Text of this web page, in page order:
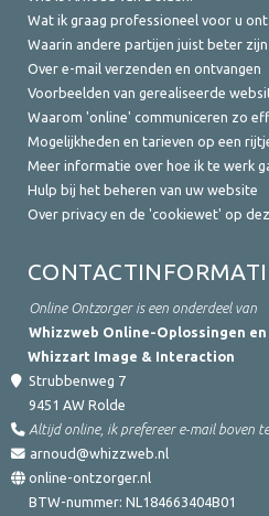
Wat ik graag professioneel voor u
Waarin andere partijen juist beter zijn
Over e-mail verzenden en ontvangen
Voorbeelden van gerealiseerde
Waarom 'online' communiceren zo
Mogelijkheden en tarieven op een
Meer informatie over hoe ik te werk
Hulp bij het beheren van uw website
Over privacy en de 'cookiewet' op
Online Ontzorger is een onderdeel van
Whizzweb Online-Oplossingen en
Whizzart Image & Interaction
Strubbenweg 7
9451 AW Rolde
Altijd online, ik prefereer e-mail boven
arnoud@whizzweb.nl
online-ontzorger.nl
BTW-nummer: NL184663404B01